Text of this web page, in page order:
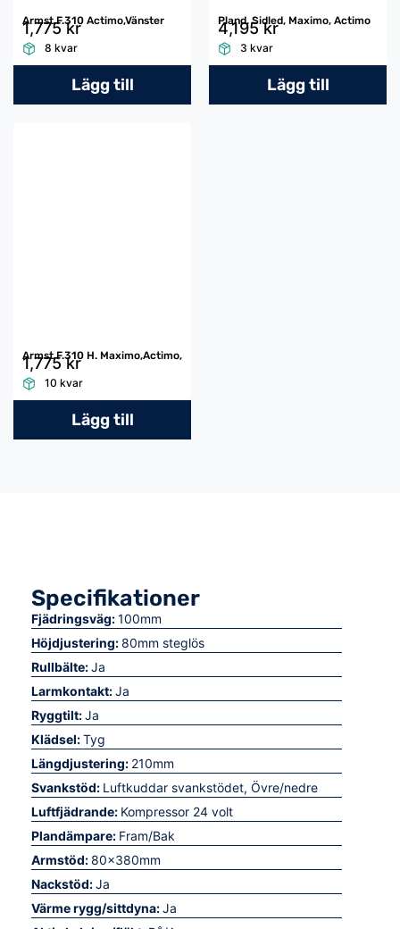
Armst.F.310 Actimo,Vänster
1,775 kr
8 kvar
Lägg till
Pland. Sidled, Maximo, Actimo
4,195 kr
3 kvar
Lägg till
Armst.F.310 H. Maximo,Actimo,
1,775 kr
10 kvar
Lägg till
Specifikationer
Fjädringsväg:100mm
Höjdjustering:80mm steglös
Rullbälte:Ja
Larmkontakt:Ja
Ryggtilt:Ja
Klädsel:Tyg
Längdjustering: 210mm
Svankstöd: Luftkuddar svankstödet, Övre/nedre
Luftfjädrande: Kompressor 24 volt
Plandämpare: Fram/Bak
Armstöd:80x380mm
Nackstöd:Ja
Värme rygg/sittdyna:Ja